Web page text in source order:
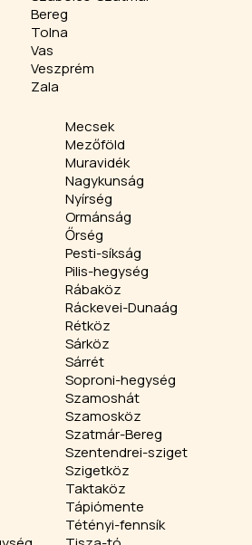
Bereg
Tolna
Vas
Veszprém
Zala
Mecsek
Mezőföld
Muravidék
Nagykunság
Nyírség
Ormánság
Őrség
Pesti-síkság
Pilis-hegység
Rábaköz
Ráckevei-Dunaág
Rétköz
Sárköz
Sárrét
Soproni-hegység
Szamoshát
Szamosköz
Szatmár-Bereg
Szentendrei-sziget
Szigetköz
Taktaköz
Tápiómente
Tétényi-fennsík